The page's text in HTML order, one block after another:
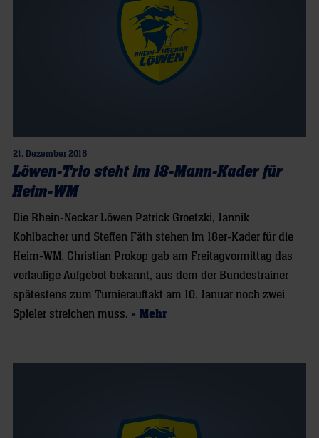
21. Dezember 2018
Löwen-Trio steht im 18-Mann-Kader für
Heim-WM
Die Rhein-Neckar Löwen Patrick Groetzki, Jannik
Kohlbacher und Steffen Fäth stehen im 18er-Kader für die
Heim-WM. Christian Prokop gab am Freitagvormittag das
vorläufige Aufgebot bekannt, aus dem der Bundestrainer
spätestens zum Turnierauftakt am 10. Januar noch zwei
Spieler streichen muss. » Mehr